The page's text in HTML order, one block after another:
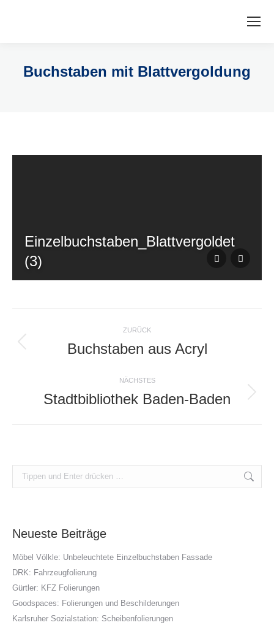
Buchstaben mit Blattvergoldung
Einzelbuchstaben_Blattvergoldet
(3)
Navigation
ZURÜCK
Vorheriges
Buchstaben aus Acryl
NÄCHSTES
Nächstes
Stadtbibliothek Baden-Baden
Neueste Beiträge
Möbel Völkle: Unbeleuchtete Einzelbuchstaben Fassade
DRK: Fahrzeugfolierung
Gürtler: KFZ Folierungen
Goodspaces: Folierungen und Beschilderungen
Karlsruher Sozialstation: Scheibenfolierungen